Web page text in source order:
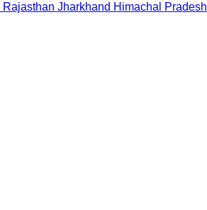
Rajasthan Jharkhand Himachal Pradesh